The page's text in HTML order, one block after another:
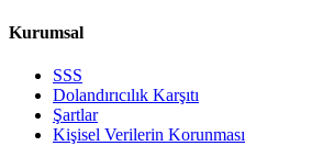
Kurumsal
SSS
Dolandırıcılık Karşıtı
Şartlar
Kişisel Verilerin Korunması